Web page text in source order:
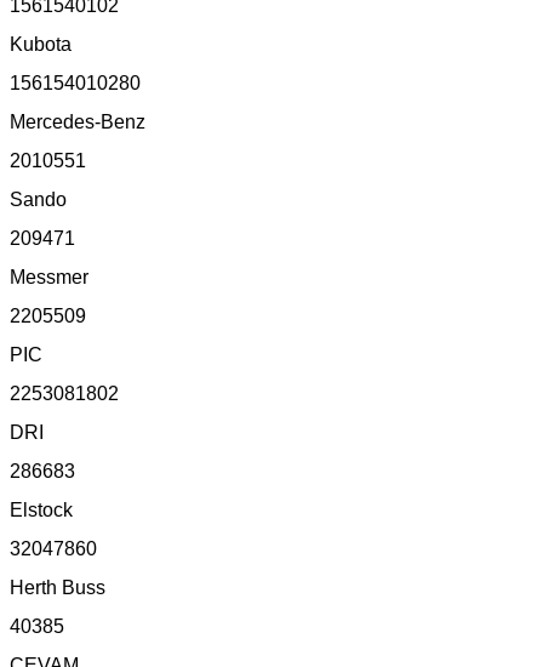
1561540102
Kubota
156154010280
Mercedes-Benz
2010551
Sando
209471
Messmer
2205509
PIC
2253081802
DRI
286683
Elstock
32047860
Herth Buss
40385